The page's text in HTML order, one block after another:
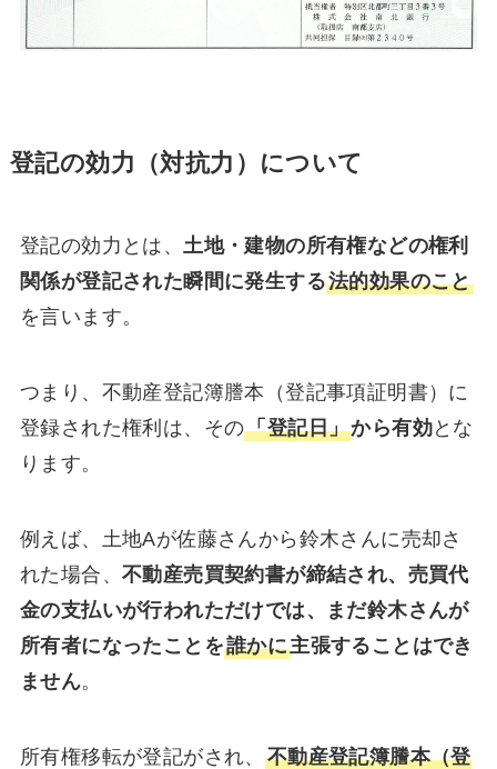
登記の効力（対抗力）について
登記の効力とは、土地・建物の所有権などの権利
関係が登記された瞬間に発生する法的効果のこと
を言います。
つまり、不動産登記簿謄本（登記事項証明書）に
登録された権利は、その「登記日」から有効とな
ります。
例えば、土地Aが佐藤さんから鈴木さんに売却さ
れた場合、 不動産売買契約書が締結され、売買代
金の支払いが行われただけでは、まだ鈴木さんが
所有者になったことを誰かに主張することはでき
ません。
所有権移転が登記がされ、 不動産登記簿謄本（登